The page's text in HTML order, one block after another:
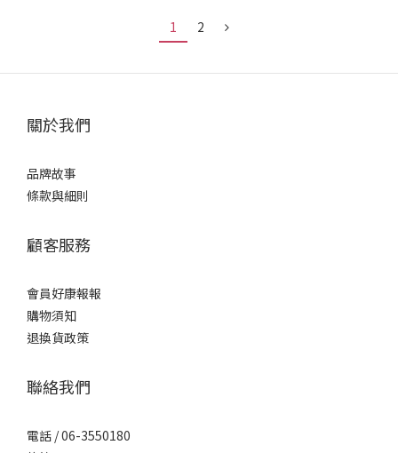
1 2
關於我們
品牌故事
條款與細則
顧客服務
會員好康報報
購物須知
退換貨政策
聯絡我們
電話 / 06-3550180